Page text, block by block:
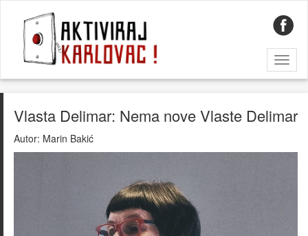
Vlasta Delimar: Nema nove Vlaste Delimar
Autor: Marin Bakić